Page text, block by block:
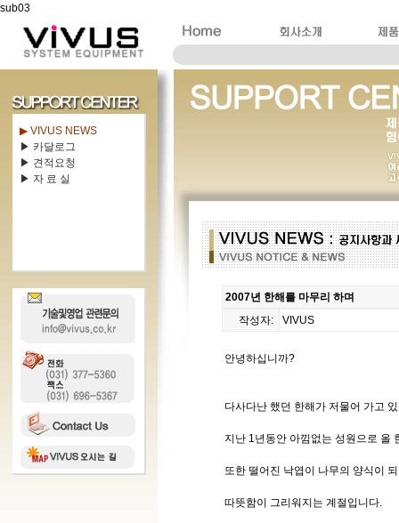
sub03
▶ VIVUS NEWS
▶ 카달로그
▶ 견적요청
▶ 자 료 실
2007년 한해를 마무리 하며
작성자:
VIVUS
안녕하십니까?
다사다난 했던 한해가 저물어 가고
지난 1년동안 아낌없는 성원으로 올
또한 떨어진 낙엽이 나무의 양식이
따뜻함이 그리워지는 계절입니다.